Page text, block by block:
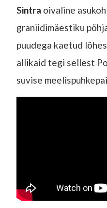
Sintra oivaline
graniidimäestiku
puudega kaetud
allikaid tegi sellest
suvise